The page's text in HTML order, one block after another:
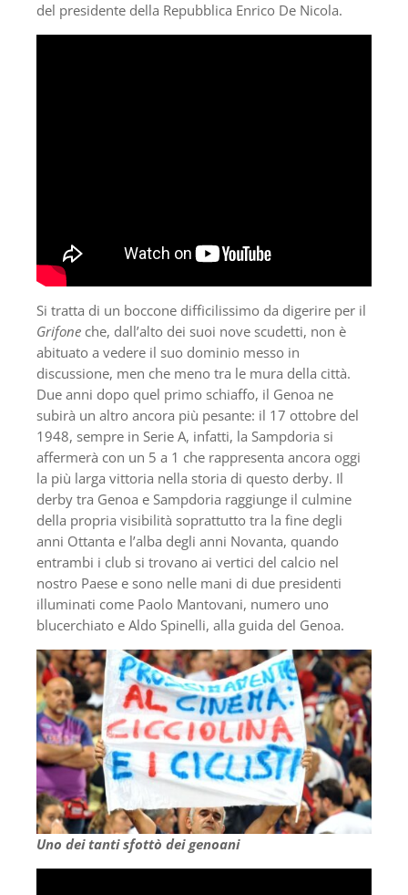
del presidente della Repubblica Enrico De Nicola.
Si tratta di un boccone difficilissimo da digerire per il
Grifone che, dall’alto dei suoi nove scudetti, non è
abituato a vedere il suo dominio messo in
discussione, men che meno tra le mura della città.
Due anni dopo quel primo schiaffo, il Genoa ne
subirà un altro ancora più pesante: il 17 ottobre del
1948, sempre in Serie A, infatti, la Sampdoria si
affermerà con un 5 a 1 che rappresenta ancora oggi
la più larga vittoria nella storia di questo derby. Il
derby tra Genoa e Sampdoria raggiunge il culmine
della propria visibilità soprattutto tra la fine degli
anni Ottanta e l’alba degli anni Novanta, quando
entrambi i club si trovano ai vertici del calcio nel
nostro Paese e sono nelle mani di due presidenti
illuminati come Paolo Mantovani, numero uno
blucerchiato e Aldo Spinelli, alla guida del Genoa.
Uno dei tanti sfottò dei genoani